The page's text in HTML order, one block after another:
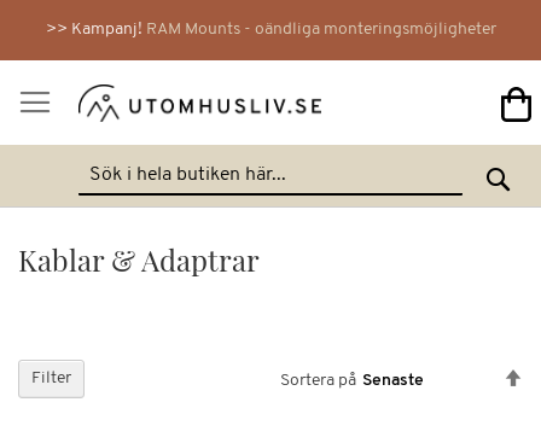
>> Kampanj! RAM Mounts - oändliga monteringsmöjligheter
till
innehållet
Kablar & Adaptrar
Sortera på
Filter